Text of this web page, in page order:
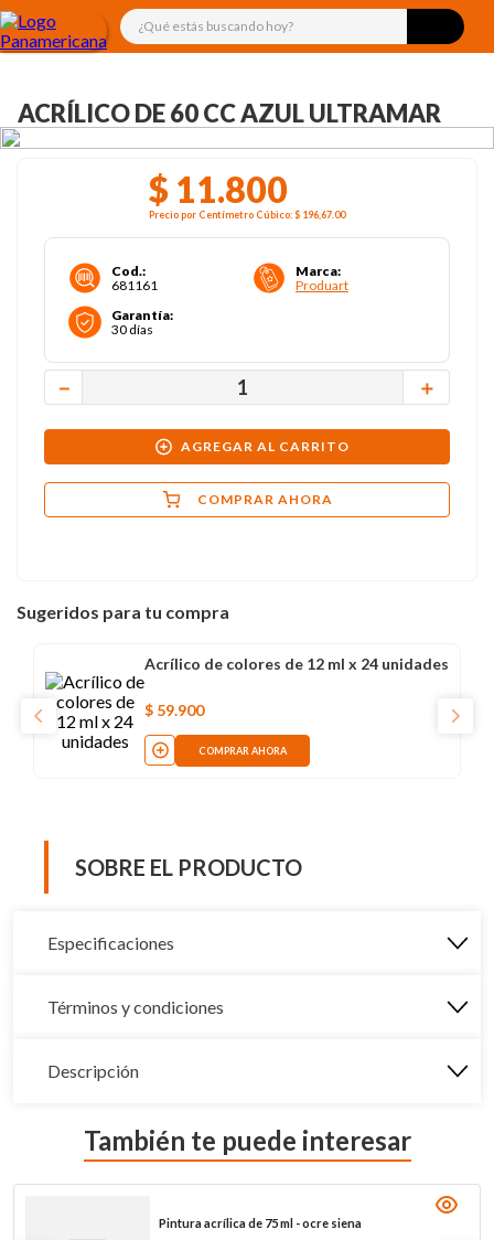
¿Qué estás buscando hoy?
ACRÍLICO DE 60 CC AZUL ULTRAMAR
$ 11.800
Precio porCentímetro Cúbico:$ 196,67.00
Cod.:
681161
Marca:
Produart
Garantía:
30 días
＋
－
AGREGAR AL CARRITO
COMPRAR AHORA
Sugeridos para tu compra
Acrílico de colores de 12 ml x 24 unidades
$ 59.900
COMPRAR AHORA
SOBRE EL PRODUCTO
Especificaciones
Términos y condiciones
Descripción
También te puede interesar
Pintura acrílica de 75 ml - ocre siena